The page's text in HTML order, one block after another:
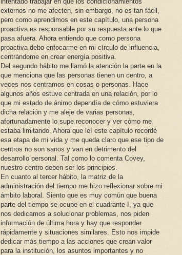
externos no me afecten, sin embargo, no es tan fácil,
pero como aprendimos en este capítulo, una persona
proactiva es responsable por su respuesta ante lo que
pasa afuera. Ahora entiendo que como persona
proactiva debo enfocarme en mi círculo de influencia,
centrándome en crear energía positiva.
Del segundo hábito me llamó la atención la parte en la
que menciona que las personas tienen un centro, a
veces nos centramos en cosas o personas. Hace
algunos años estuve centrada en una relación, por lo
que mi estado de ánimo dependía de cómo estuviera
dicha relación y me aleje de varias personas,
afortunadamente lo supe reconocer y ver cómo me
estaba limitando. Ahora que leí este capítulo recordé
esa etapa de mi vida y me queda claro que ese tipo de
centros no son sanos y van en detrimento del
desarrollo personal. Tal como lo comenta Covey,
nuestro centro deben ser los principios.
En cuanto al tercer hábito, la matriz de la
administración del tiempo me hizo reflexionar sobre mi
ámbito laboral. Siento que es muy común que buena
parte del tiempo se ocupe en el cuadrante I, ya que
nos dedicamos a solucionar problemas, nos piden
información de última hora y hay que responder
rápidamente y situaciones similares. Esto nos impide
dedicar más tiempo a las acciones que crean valor
para la institución, los asuntos importantes y no